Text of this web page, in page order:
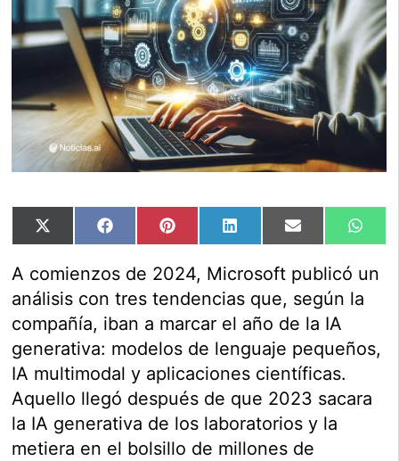
Compartir
en
X
Compartir
en
FacebookCompartir
en
PinterestCompartir
en
LinkedInCompartir
en
Email
en
A comienzos de 2024, Microsoft publicó un
análisis con tres tendencias que, según la
compañía, iban a marcar el año de la IA
generativa: modelos de lenguaje pequeños,
IA multimodal y aplicaciones científicas.
Aquello llegó después de que 2023 sacara
la IA generativa de los laboratorios y la
metiera en el bolsillo de millones de